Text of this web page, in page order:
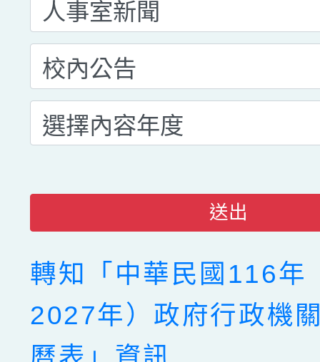
送出
轉知「中華民國116年
2027年）政府行政機